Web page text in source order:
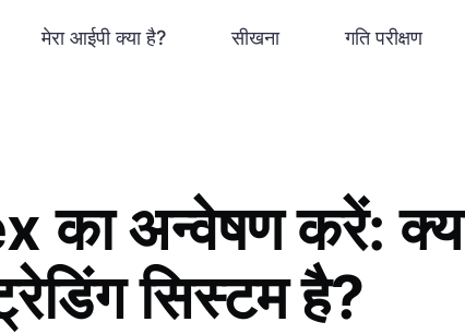
मेरा आईपी क्या है? सीखना गति परीक्षण
का अन्वेषण करें:
सिस्टम है?